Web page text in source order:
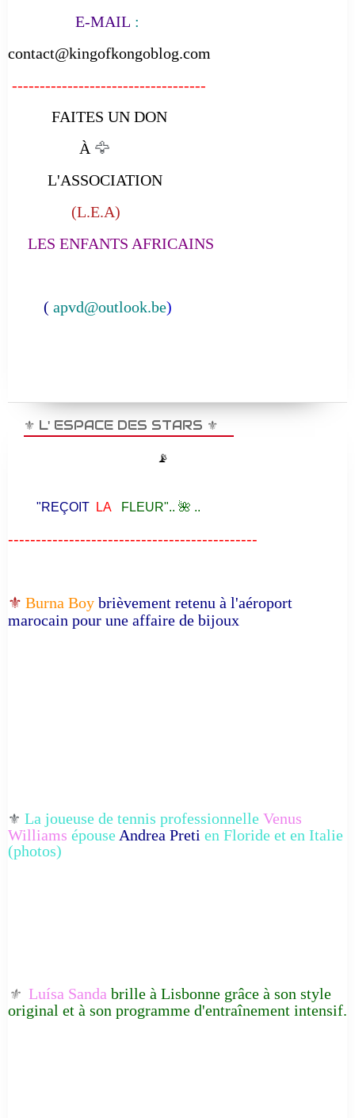
E-MAIL :
contact@kingofkongoblog.com
-----------------------------------
FAITES UN DON
À 🦅
L'ASSOCIATION
(L.E.A)
LES ENFANTS AFRICAINS
( apvd@outlook.be)
⚜️ L' ESPACE DES STARS ⚜️
📡
"REÇOIT LA FLEUR".. 🌺 ..
---------------------------------------------
⚜️ Burna Boy brièvement retenu à l'aéroport
marocain pour une affaire de bijoux
⚜️ La joueuse de tennis professionnelle Venus
Williams épouse Andrea Preti en Floride et en Italie
(photos)
⚜️ Luísa Sanda brille à Lisbonne grâce à son style
original et à son programme d'entraînement intensif.